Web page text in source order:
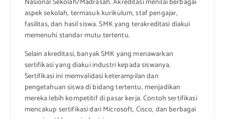
Nasional Sekolah/Madrasah. Akreditasi menilai berbagai
aspek sekolah, termasuk kurikulum, staf pengajar,
fasilitas, dan hasil siswa. SMK yang terakreditasi diakui
memenuhi standar mutu tertentu.
Selain akreditasi, banyak SMK yang menawarkan
sertifikasi yang diakui industri kepada siswanya.
Sertifikasi ini memvalidasi keterampilan dan
pengetahuan siswa di bidang tertentu, menjadikan
mereka lebih kompetitif di pasar kerja. Contoh sertifikasi
mencakup sertifikasi dari Microsoft, Cisco, dan berbagai